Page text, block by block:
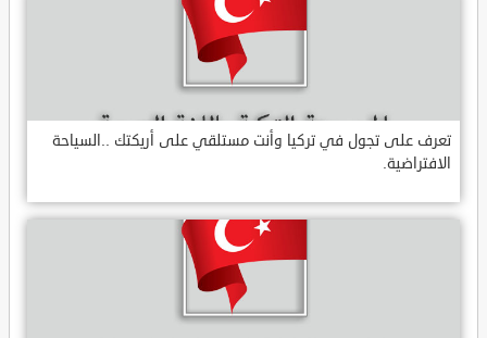
تعرف على تجول في تركيا وأنت مستلقي على أريكتك ..السياحة
الافتراضية.